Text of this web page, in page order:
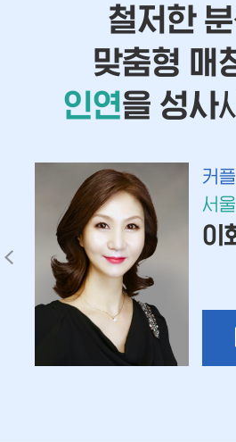
철저한
맞춤형 매
인연을 성사
커
서
이